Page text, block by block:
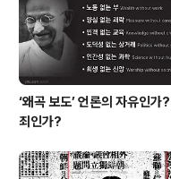
재미없는 소풍이 연례행사로 치러
이 아니라 도시 중심가로 소풍을
‘왜곡 보도’ 언론의 자유인가
죄인가?